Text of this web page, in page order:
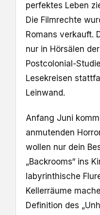
perfektes Leben
Die Filmrechte
Romans verkauft.
nur in Hörsälen
Postcolonial-
Lesekreisen
Leinwand.
Anfang Juni
anmutenden
wollen nur dein
„Backrooms“ ins
labyrinthische
Kellerräume
Definition des